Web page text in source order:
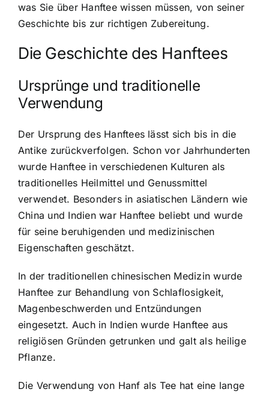
was Sie über Hanftee wissen müssen, von seiner
Geschichte bis zur richtigen Zubereitung.
Die Geschichte des Hanftees
Ursprünge und traditionelle
Verwendung
Der Ursprung des Hanftees lässt sich bis in die
Antike zurückverfolgen. Schon vor Jahrhunderten
wurde Hanftee in verschiedenen Kulturen als
traditionelles Heilmittel und Genussmittel
verwendet. Besonders in asiatischen Ländern wie
China und Indien war Hanftee beliebt und wurde
für seine beruhigenden und medizinischen
Eigenschaften geschätzt.
In der traditionellen chinesischen Medizin wurde
Hanftee zur Behandlung von Schlaflosigkeit,
Magenbeschwerden und Entzündungen
eingesetzt. Auch in Indien wurde Hanftee aus
religiösen Gründen getrunken und galt als heilige
Pflanze.
Die Verwendung von Hanf als Tee hat eine lange